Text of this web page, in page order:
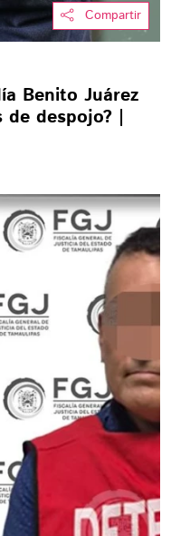
Compartir
Benito Juárez
despojo? |